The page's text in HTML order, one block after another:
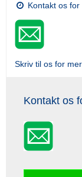
Kontakt os
Skriv til os for
Kontakt os